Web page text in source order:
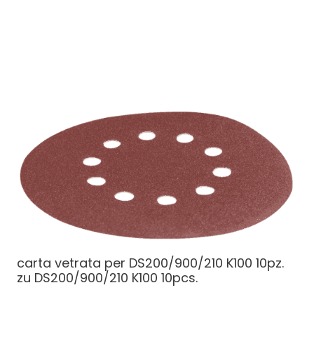
carta vetrata per DS200/900/210 K100 10pz.
zu DS200/900/210 K100 10pcs.